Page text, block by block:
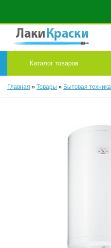
Каталог товаров
Главная » Товары » Бытовая техника